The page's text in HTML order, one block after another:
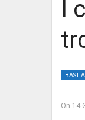
I
BASTIA
On 14